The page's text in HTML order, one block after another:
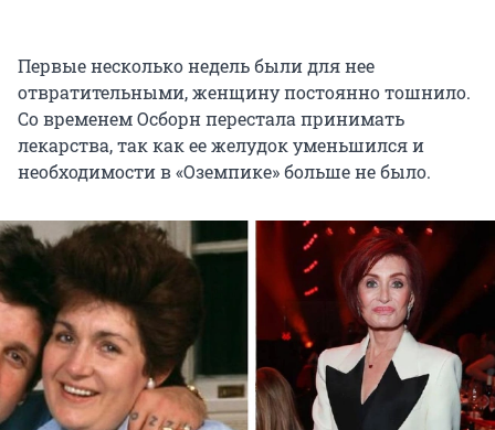
Первые несколько недель были для нее
отвратительными, женщину постоянно тошнило.
Со временем Осборн перестала принимать
лекарства, так как ее желудок уменьшился и
необходимости в «Оземпике» больше не было.